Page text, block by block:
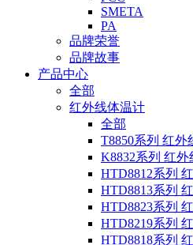
SMETA
PA
品牌荣誉
品牌故事
产品中心
全部
红外线体温计
全部
T8850系列 红外
K8832系列 红外
HTD8812系列
HTD8813系列
HTD8823系列
HTD8219系列
HTD8818系列